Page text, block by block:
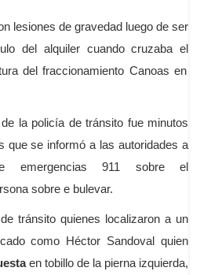
lesiones de gravedad luego de ser
del alquiler cuando cruzaba el
del fraccionamiento Canoas en
la policía de tránsito fue minutos
que se informó a las autoridades a
emergencias 911 sobre el
sobre e bulevar.
tránsito quienes localizaron a un
como Héctor Sandoval quien
en tobillo de la pierna izquierda,